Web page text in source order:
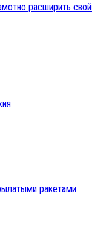
расширить свой
ракетами